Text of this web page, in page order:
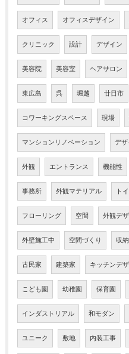
オフィス オフィスデザイン
クリニック 設計 デザイン
美容院 美容室 ヘアサロン
東広島 呉 堀越 廿日市
コワーキングスペース 現場
マンションリノベーション デ
外観 エントランス 機能性
事務所 外観マテリアル ト
フローリング 空間 外観デ
外壁施工中 空間づくり 収納
古民家 建築家 キッチンデ
こども園 幼稚園 保育園
インダストリアル 和モダン
ユニーク 敷地 内装工事